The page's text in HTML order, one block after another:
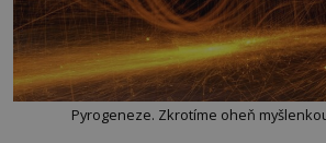
Pyrogeneze. Zkrotíme oheň